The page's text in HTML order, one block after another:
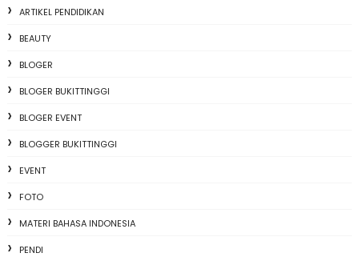
ARTIKEL PENDIDIKAN
BEAUTY
BLOGER
BLOGER BUKITTINGGI
BLOGER EVENT
BLOGGER BUKITTINGGI
EVENT
FOTO
MATERI BAHASA INDONESIA
PENDI